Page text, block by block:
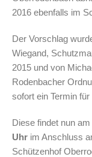
2016 ebenfalls im
Der Vorschlag
Wiegand,
2015 und von
Rodenbacher
sofort ein Termin
Diese findet nun am
Uhr im Anschluss
Schützenhof